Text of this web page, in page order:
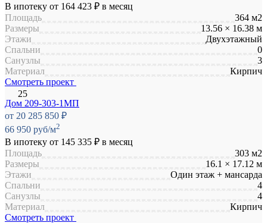
В ипотеку от 164 423 ₽ в месяц
Площадь
364 м2
Размеры
13.56 × 16.38 м
Этажи
Двухэтажный
Спальни
0
Санузлы
3
Материал
Кирпич
Смотреть проект
Дом 209-303-1МП
от 20 285 850 ₽
66 950 руб/м2
В ипотеку от 145 335 ₽ в месяц
Площадь
303 м2
Размеры
16.1 × 17.12 м
Этажи
Один этаж + мансарда
Спальни
4
Санузлы
4
Материал
Кирпич
Смотреть проект